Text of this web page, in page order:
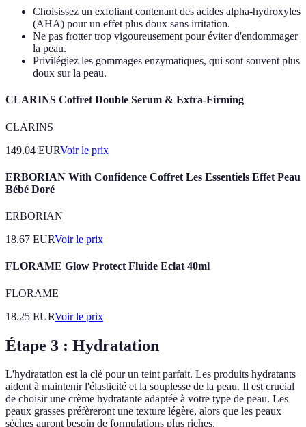
Choisissez un exfoliant contenant des acides alpha-hydroxyles
(AHA) pour un effet plus doux sans irritation.
Ne pas frotter trop vigoureusement pour éviter d'endommager
la peau.
Privilégiez les gommages enzymatiques, qui sont souvent plus
doux sur la peau.
CLARINS Coffret Double Serum & Extra-Firming
CLARINS
149.04 EURVoir le prix
ERBORIAN With Confidence Coffret Les Essentiels Effet Peau
Bébé Doré
ERBORIAN
18.67 EURVoir le prix
FLORAME Glow Protect Fluide Eclat 40ml
FLORAME
18.25 EURVoir le prix
Étape 3 : Hydratation
L'hydratation est la clé pour un teint parfait. Les produits hydratants
aident à maintenir l'élasticité et la souplesse de la peau. Il est crucial
de choisir une crème hydratante adaptée à votre type de peau. Les
peaux grasses préfèreront une texture légère, alors que les peaux
sèches auront besoin de formulations plus riches.